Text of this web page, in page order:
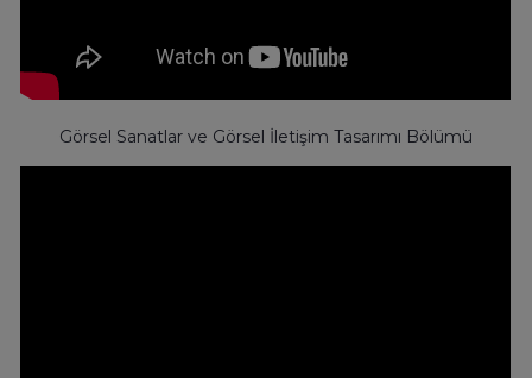
Görsel Sanatlar ve Görsel İletişim Tasarımı Bölümü